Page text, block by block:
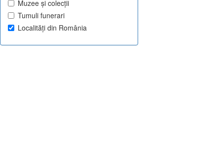
Muzee și colecții
Tumuli funerari
Localități din România